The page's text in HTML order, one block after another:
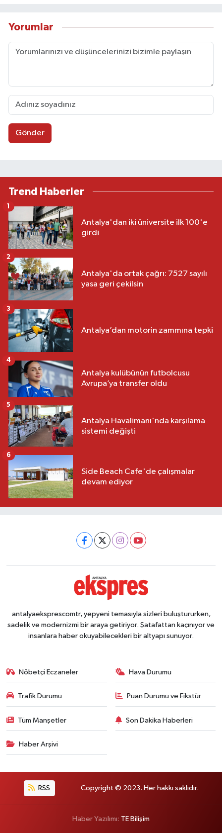
Yorumlar
Gönder
Trend Haberler
Antalya'dan iki üniversite ilk 100'e
girdi
1
Antalya'da ortak çağrı: 7527 sayılı
yasa geri çekilsin
2
Antalya’dan motorin zammına tepki
3
Antalya kulübünün futbolcusu
Avrupa’ya transfer oldu
4
Antalya Havalimanı'nda karşılama
sistemi değişti
5
Side Beach Cafe'de çalışmalar
devam ediyor
6
antalyaeksprescomtr, yepyeni temasıyla sizleri buluştururken,
sadelik ve modernizmi bir araya getiriyor. Şatafattan kaçınıyor ve
insanlara haber okuyabilecekleri bir altyapı sunuyor.
Nöbetçi Eczaneler Hava Durumu
Trafik Durumu Puan Durumu ve Fikstür
Tüm Manşetler Son Dakika Haberleri
Haber Arşivi
RSS Copyright © 2023. Her hakkı saklıdır.
Haber Yazılımı: TE Bilişim